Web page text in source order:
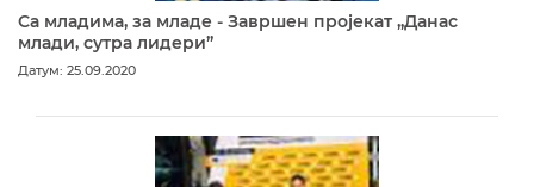
Са младима, за младе - Завршен пројекат „Данас
млади, сутра лидери”
Датум: 25.09.2020